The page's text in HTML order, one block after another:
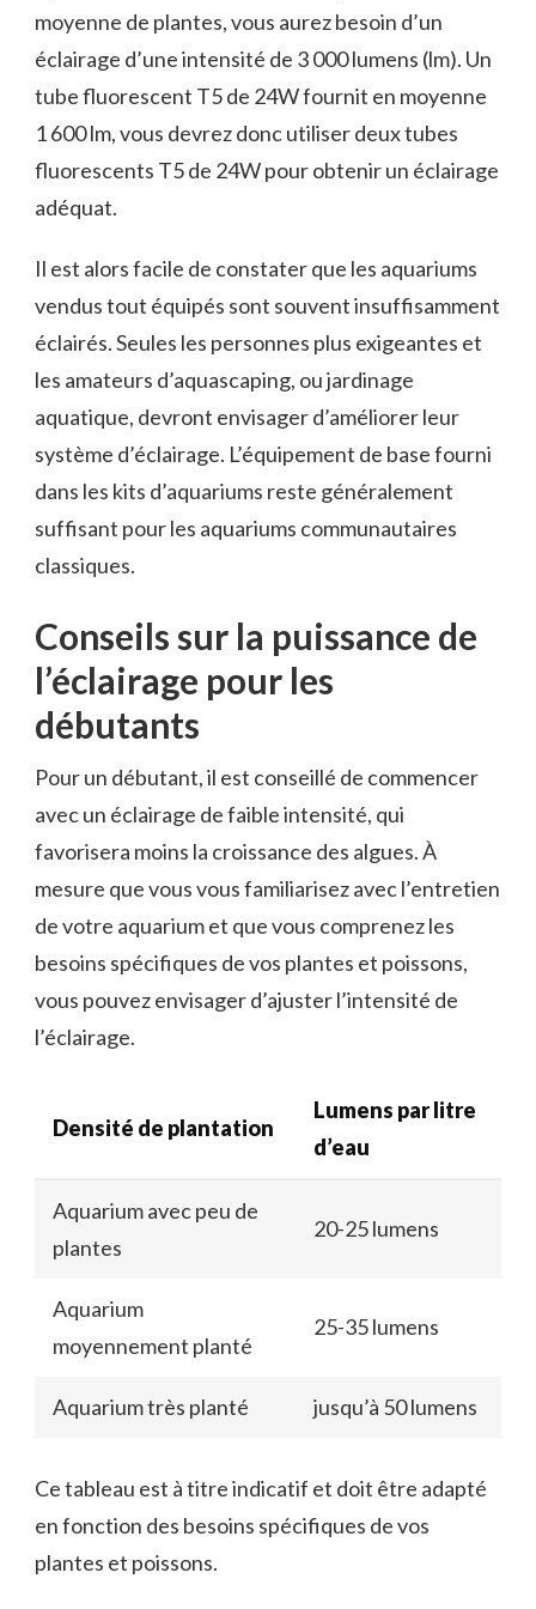
moyenne de plantes, vous aurez besoin d’un
éclairage d’une intensité de 3 000 lumens (lm). Un
tube fluorescent T5 de 24W fournit en moyenne
1 600 lm, vous devrez donc utiliser deux tubes
fluorescents T5 de 24W pour obtenir un éclairage
adéquat.
Il est alors facile de constater que les aquariums
vendus tout équipés sont souvent insuffisamment
éclairés. Seules les personnes plus exigeantes et
les amateurs d’aquascaping, ou jardinage
aquatique, devront envisager d’améliorer leur
système d’éclairage. L’équipement de base fourni
dans les kits d’aquariums reste généralement
suffisant pour les aquariums communautaires
classiques.
Conseils sur la puissance de
l’éclairage pour les
débutants
Pour un débutant, il est conseillé de commencer
avec un éclairage de faible intensité, qui
favorisera moins la croissance des algues. À
mesure que vous vous familiarisez avec l’entretien
de votre aquarium et que vous comprenez les
besoins spécifiques de vos plantes et poissons,
vous pouvez envisager d’ajuster l’intensité de
l’éclairage.
Densité de plantation
Lumens par litre
d’eau
Aquarium avec peu de
plantes
20-25 lumens
Aquarium
moyennement planté
25-35 lumens
Aquarium très planté jusqu’à 50 lumens
Ce tableau est à titre indicatif et doit être adapté
en fonction des besoins spécifiques de vos
plantes et poissons.